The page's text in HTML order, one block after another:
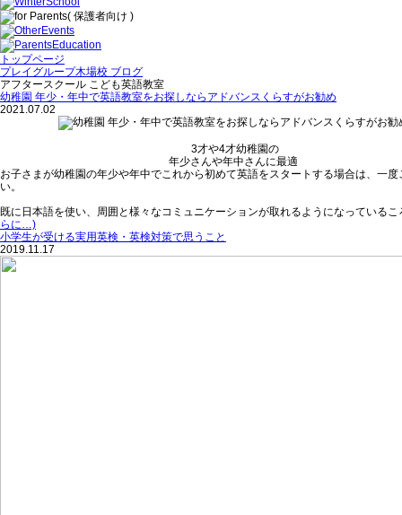
トップページ
プレイグループ木場校 ブログ
アフタースクール こども英語教室
幼稚園 年少・年中で英語教室をお探しならアドバンスくらすがお勧め
2021.07.02
3才や4才幼稚園の
年少さんや年中さんに最適
お子さまが幼稚園の年少や年中でこれから初めて英語をスタートする場合は、一度
い。
既に日本語を使い、周囲と様々なコミュニケーションが取れるようになっている
らに…)
小学生が受ける実用英検・英検対策で思うこと
2019.11.17